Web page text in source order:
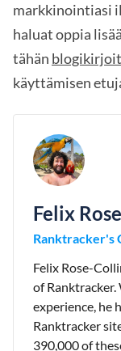
markkinointiasi
haluat oppia
tähän
käyttämisen
Felix
Ranktracker's
Felix Rose-
of Ranktracker.
experience, he
Ranktracker
390,000 of